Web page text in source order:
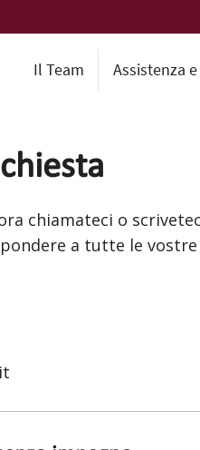
Il Team Assistenza
chiamateci o
a tutte le